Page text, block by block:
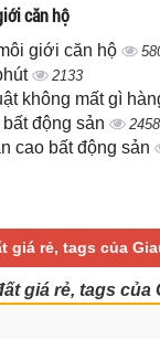
căn hộ
giới căn hộ
2133
không mất gì
động sản
2458
cao bất động sản
giá rẻ, tags của
giá rẻ, tags